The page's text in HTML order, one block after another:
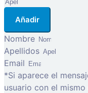
Añadir
Nombre
Apellidos
Email
*Si aparece el
usuario con el